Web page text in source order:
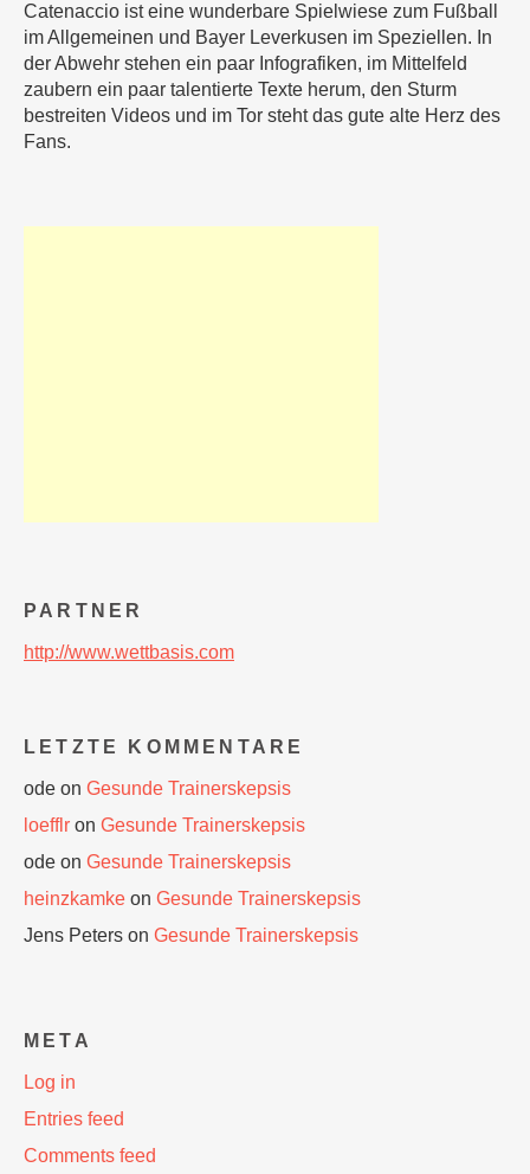
Catenaccio ist eine wunderbare Spielwiese zum Fußball
im Allgemeinen und Bayer Leverkusen im Speziellen. In
der Abwehr stehen ein paar Infografiken, im Mittelfeld
zaubern ein paar talentierte Texte herum, den Sturm
bestreiten Videos und im Tor steht das gute alte Herz des
Fans.
PARTNER
http://www.wettbasis.com
LETZTE KOMMENTARE
ode on Gesunde Trainerskepsis
loefflr on Gesunde Trainerskepsis
ode on Gesunde Trainerskepsis
heinzkamke on Gesunde Trainerskepsis
Jens Peters on Gesunde Trainerskepsis
META
Log in
Entries feed
Comments feed